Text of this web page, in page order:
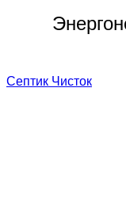
Септик Чисток